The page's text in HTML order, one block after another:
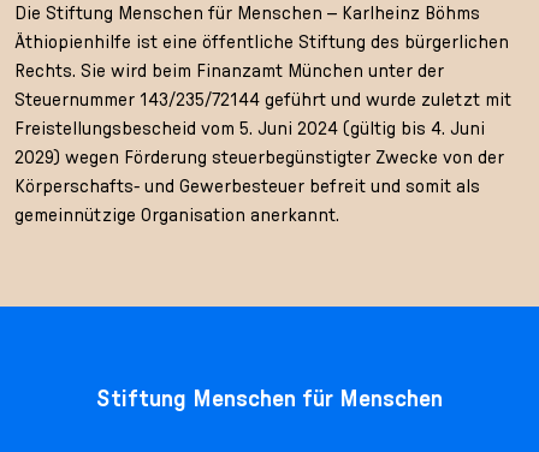
Die Stiftung Menschen für Menschen – Karlheinz Böhms
Äthiopienhilfe ist eine öffentliche Stiftung des bürgerlichen
Rechts. Sie wird beim Finanzamt München unter der
Steuernummer 143/235/72144 geführt und wurde zuletzt mit
Freistellungsbescheid vom 5. Juni 2024 (gültig bis 4. Juni
2029) wegen Förderung steuerbegünstigter Zwecke von der
Körperschafts- und Gewerbesteuer befreit und somit als
gemeinnützige Organisation anerkannt.
Stiftung Menschen für Menschen